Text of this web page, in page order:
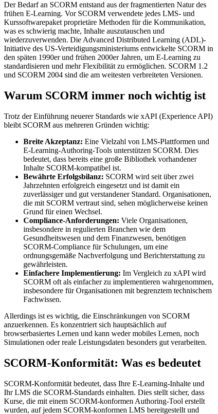
Der Bedarf an SCORM entstand aus der fragmentierten Natur des
frühen E-Learning. Vor SCORM verwendete jedes LMS- und
Kurssoftwarepaket proprietäre Methoden für die Kommunikation,
was es schwierig machte, Inhalte auszutauschen und
wiederzuverwenden. Die Advanced Distributed Learning (ADL)-
Initiative des US-Verteidigungsministeriums entwickelte SCORM in
den späten 1990er und frühen 2000er Jahren, um E-Learning zu
standardisieren und mehr Flexibilität zu ermöglichen. SCORM 1.2
und SCORM 2004 sind die am weitesten verbreiteten Versionen.
Warum SCORM immer noch wichtig ist
Trotz der Einführung neuerer Standards wie xAPI (Experience API)
bleibt SCORM aus mehreren Gründen wichtig:
Breite Akzeptanz: Eine Vielzahl von LMS-Plattformen und
E-Learning-Authoring-Tools unterstützen SCORM. Dies
bedeutet, dass bereits eine große Bibliothek vorhandener
Inhalte SCORM-kompatibel ist.
Bewährte Erfolgsbilanz: SCORM wird seit über zwei
Jahrzehnten erfolgreich eingesetzt und ist damit ein
zuverlässiger und gut verstandener Standard. Organisationen,
die mit SCORM vertraut sind, sehen möglicherweise keinen
Grund für einen Wechsel.
Compliance-Anforderungen: Viele Organisationen,
insbesondere in regulierten Branchen wie dem
Gesundheitswesen und dem Finanzwesen, benötigen
SCORM-Compliance für Schulungen, um eine
ordnungsgemäße Nachverfolgung und Berichterstattung zu
gewährleisten.
Einfachere Implementierung: Im Vergleich zu xAPI wird
SCORM oft als einfacher zu implementieren wahrgenommen,
insbesondere für Organisationen mit begrenztem technischem
Fachwissen.
Allerdings ist es wichtig, die Einschränkungen von SCORM
anzuerkennen. Es konzentriert sich hauptsächlich auf
browserbasiertes Lernen und kann weder mobiles Lernen, noch
Simulationen oder reale Leistungsdaten besonders gut verarbeiten.
SCORM-Konformität: Was es bedeutet
SCORM-Konformität bedeutet, dass Ihre E-Learning-Inhalte und
Ihr LMS die SCORM-Standards einhalten. Dies stellt sicher, dass
Kurse, die mit einem SCORM-konformen Authoring-Tool erstellt
wurden, auf jedem SCORM-konformen LMS bereitgestellt und